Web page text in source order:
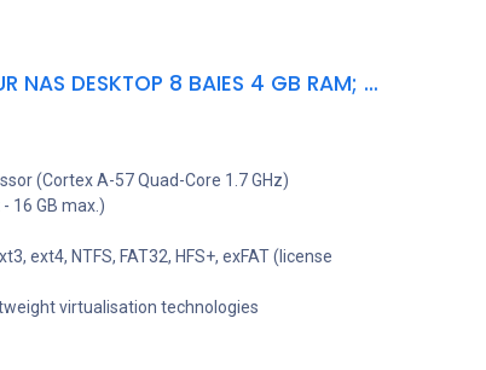
TS-832PX-4G QNAP SERVEUR NAS DESKTOP 8 BAIES 4 GB RAM; 0TB DISKLESS
(Cortex A-57 Quad-Core 1.7 GHz)
16 GB max.)
ext4, NTFS, FAT32, HFS+, exFAT (license
virtualisation technologies